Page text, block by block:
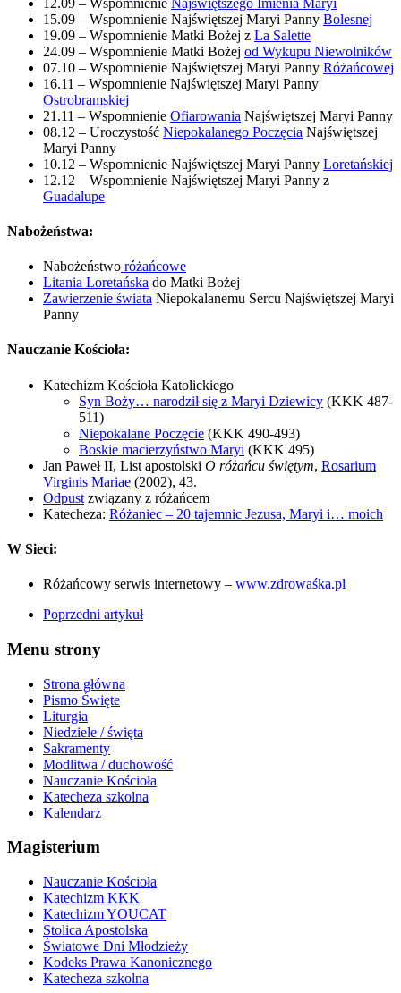
15.09 – Wspomnienie Najświętszej Maryi Panny Bolesnej
19.09 – Wspomnienie Matki Bożej z La Salette
24.09 – Wspomnienie Matki Bożej od Wykupu Niewolników
07.10 – Wspomnienie Najświętszej Maryi Panny Różańcowej
16.11 – Wspomnienie Najświętszej Maryi Panny
Ostrobramskiej
21.11 – Wspomnienie Ofiarowania Najświętszej Maryi Panny
08.12 – Uroczystość Niepokalanego Poczęcia Najświętszej
Maryi Panny
10.12 – Wspomnienie Najświętszej Maryi Panny Loretańskiej
12.12 – Wspomnienie Najświętszej Maryi Panny z
Guadalupe
Nabożeństwa:
Nabożeństwo różańcowe
Litania Loretańska do Matki Bożej
Zawierzenie świata Niepokalanemu Sercu Najświętszej Maryi
Panny
Nauczanie Kościoła:
Katechizm Kościoła Katolickiego
Syn Boży… narodził się z Maryi Dziewicy (KKK 487-
511)
Niepokalane Poczęcie (KKK 490-493)
Boskie macierzyństwo Maryi (KKK 495)
Jan Paweł II, List apostolski O różańcu świętym, Rosarium
Virginis Mariae (2002), 43.
Odpust związany z różańcem
Katecheza: Różaniec – 20 tajemnic Jezusa, Maryi i… moich
W Sieci:
Różańcowy serwis internetowy – www.zdrowaśka.pl
Poprzedni artykuł
Menu strony
Strona główna
Pismo Święte
Liturgia
Niedziele / święta
Sakramenty
Modlitwa / duchowość
Nauczanie Kościoła
Katecheza szkolna
Kalendarz
Magisterium
Nauczanie Kościoła
Katechizm KKK
Katechizm YOUCAT
Stolica Apostolska
Światowe Dni Młodzieży
Kodeks Prawa Kanonicznego
Katecheza szkolna